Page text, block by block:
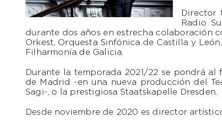
Radio
durante dos años en estrecha colaboración
Orkest, Orquesta Sinfónica de Castilla y
Filharmonía de Galicia.
Durante la temporada 2021/22 se pondrá
de Madrid -en una nueva producción del
Sagi-, o la prestigiosa Staatskapelle Dresden.
Desde noviembre de 2020 es director